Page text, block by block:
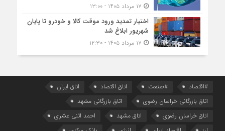
اختیار تمدید ورود موقت کالا و خودرو تا پایان
شهریور ابلاغ شد
#اقتصاد #صنعت اتاق اقتصاد
اتاق ایران
اتاق بازرگانی خراسان رضوی
اتاق بازرگانی مشهد
اتاق خراسان رضوی
اتاق مشهد
احمد اثنی عشری